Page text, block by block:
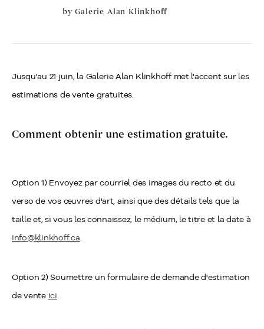
byGalerie Alan Klinkhoff
Jusqu'au 21 juin, la Galerie Alan Klinkhoff met l'accent sur les
estimations de vente gratuites.
Comment obtenir une estimation gratuite.
Option 1) Envoyez par courriel des images du recto et du
verso de vos œuvres d'art, ainsi que des détails tels que la
taille et, si vous les connaissez, le médium, le titre et la date à
info@klinkhoff.ca.
Option 2) Soumettre un formulaire de demande d'estimation
de vente ici.